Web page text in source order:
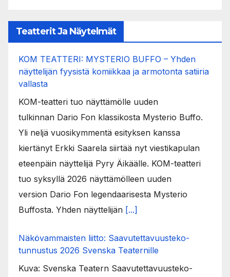
Teatterit Ja Näytelmät
KOM TEATTERI: MYSTERIO BUFFO – Yhden
näyttelijän fyysistä komiikkaa ja armotonta satiiria
vallasta
KOM-teatteri tuo näyttämölle uuden
tulkinnan Dario Fon klassikosta Mysterio Buffo.
Yli neljä vuosikymmentä esityksen kanssa
kiertänyt Erkki Saarela siirtää nyt viestikapulan
eteenpäin näyttelijä Pyry Äikäälle. KOM-teatteri
tuo syksyllä 2026 näyttämölleen uuden
version Dario Fon legendaarisesta Mysterio
Buffosta. Yhden näyttelijän [...]
Näkövammaisten liitto: Saavutettavuusteko-
tunnustus 2026 Svenska Teaternille
Kuva: Svenska Teatern Saavutettavuusteko-